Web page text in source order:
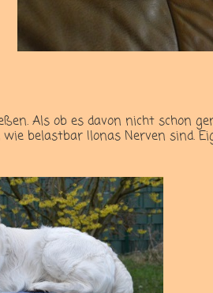
Als ob es davon nicht schon
belastbar Ilonas Nerven sind.